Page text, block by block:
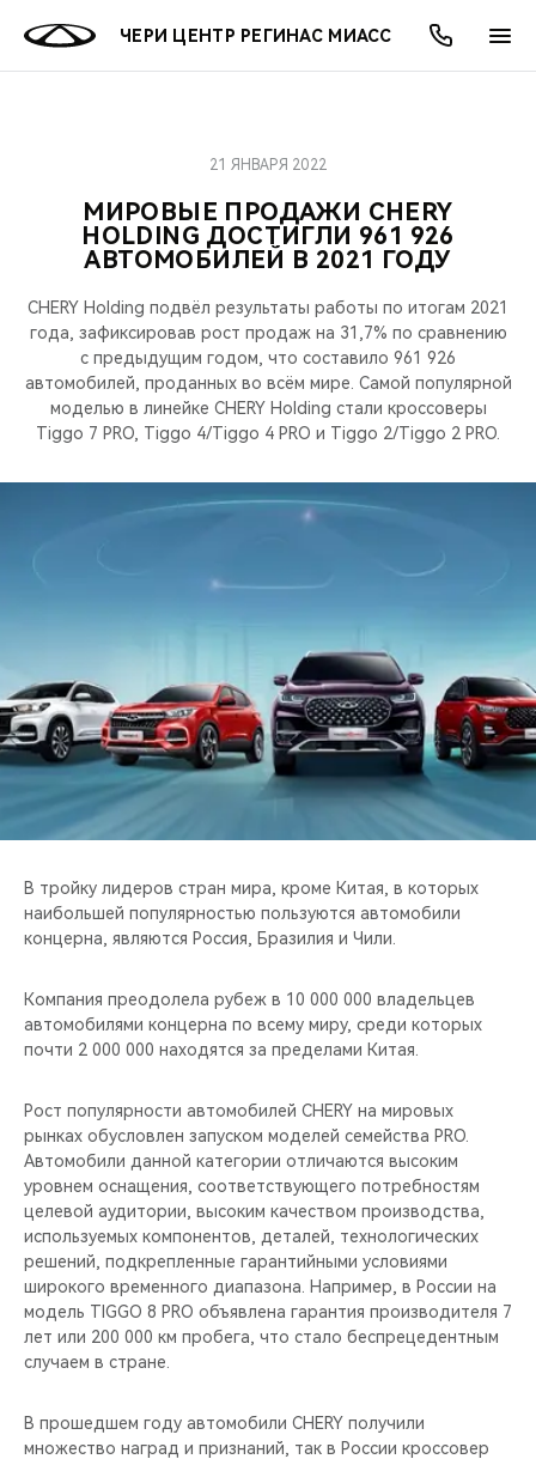
ЧЕРИ ЦЕНТР РЕГИНАС МИАСС
МОДЕЛИ
ВСЕ МОДЕЛИ
КРОССОВЕРЫ
СЕДАНЫ
ПОКУПАТЕЛЯМ
ВЫБОР И ПОКУПКА
ВЛАДЕЛЬЦАМ
ПОДДЕРЖКА
CHERY CONNECT
МИР CHERY
АКСЕССУАРЫ
CHERY В СОЦСЕТЯХ
ЛЮДИ CHERY
ВИДЕООБЗОРЫ
CHERY ДЛЯ ДЕТЕЙ
АКЦИИ
ВЫГОДЫ И АКЦИИ
ОНЛАЙН СЕРВИСЫ
ВЫБОР И ПОКУПКА
О КОМПАНИИ
МИРОВЫЕ ПРОДАЖИ CHERY
HOLDING ДОСТИГЛИ 961 926
АВТОМОБИЛЕЙ В 2021 ГОДУ
21 ЯНВАРЯ 2022
CHERY Holding подвёл результаты работы по итогам 2021
года, зафиксировав рост продаж на 31,7% по сравнению
с предыдущим годом, что составило 961 926
автомобилей, проданных во всём мире. Самой популярной
моделью в линейке CHERY Holding стали кроссоверы
Tiggo 7 PRO, Tiggo 4/Tiggo 4 PRO и Tiggo 2/Tiggo 2 PRO.
В тройку лидеров стран мира, кроме Китая, в которых
наибольшей популярностью пользуются автомобили
концерна, являются Россия, Бразилия и Чили.
Компания преодолела рубеж в 10 000 000 владельцев
автомобилями концерна по всему миру, среди которых
почти 2 000 000 находятся за пределами Китая.
Рост популярности автомобилей CHERY на мировых
рынках обусловлен запуском моделей семейства PRO.
Автомобили данной категории отличаются высоким
уровнем оснащения, соответствующего потребностям
целевой аудитории, высоким качеством производства,
используемых компонентов, деталей, технологических
решений, подкрепленные гарантийными условиями
широкого временного диапазона. Например, в России на
модель TIGGO 8 PRO объявлена гарантия производителя 7
лет или 200 000 км пробега, что стало беспрецедентным
случаем в стране.
В прошедшем году автомобили CHERY получили
множество наград и признаний, так в России кроссовер